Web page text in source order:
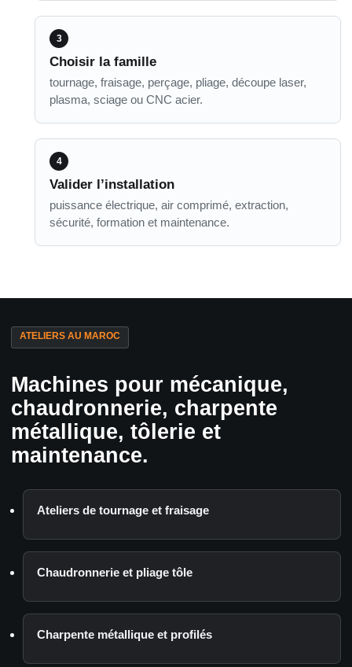
Choisir la famille
tournage, fraisage, perçage, pliage, découpe laser,
plasma, sciage ou CNC acier.
Valider l’installation
puissance électrique, air comprimé, extraction,
sécurité, formation et maintenance.
ATELIERS AU MAROC
Machines pour mécanique,
chaudronnerie, charpente
métallique, tôlerie et
maintenance.
Ateliers de tournage et fraisage
Chaudronnerie et pliage tôle
Charpente métallique et profilés